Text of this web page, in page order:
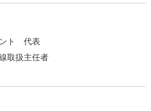
ント 代表
取扱主任者